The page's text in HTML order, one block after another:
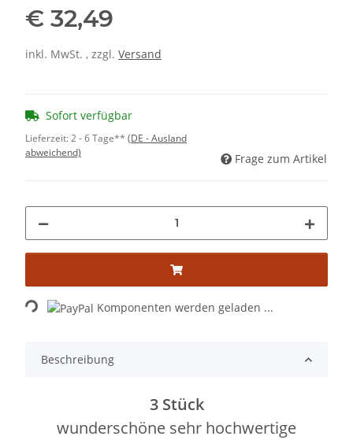
€ 32,49
inkl. MwSt. , zzgl. Versand
Sofort verfügbar
Lieferzeit:2 - 6 Tage** (DE - Ausland
abweichend)
Frage zum Artikel
Loading... Komponenten werden geladen ...
Beschreibung
3 Stück
wunderschöne sehr hochwertige